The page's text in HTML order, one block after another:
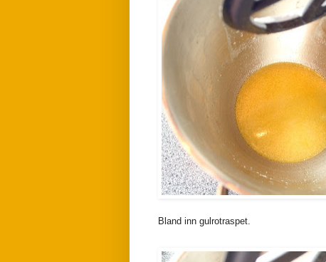
Bland inn gulrotraspet.